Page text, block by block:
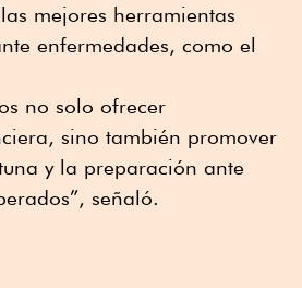
mejores herramientas
enfermedades, como el
no solo ofrecer
sino también promover
y la preparación ante
señaló.